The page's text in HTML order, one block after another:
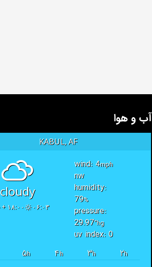
آب و هوا
KABUL, AF
cloudy
۰۶:۰۳ ۱۸:۰۰ +۰۴۳۰
wind: 4mph
nw
humidity:
79%
pressure:
29.97"hg
uv index: 0
۲h ۳h ۴h ۵h